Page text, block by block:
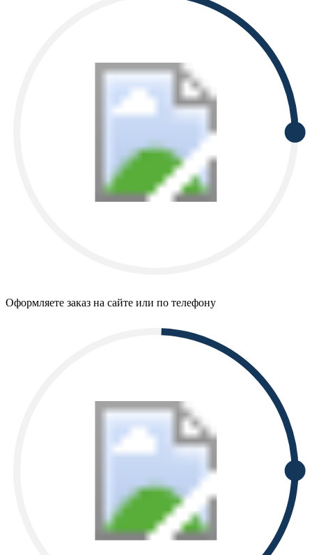
Оформляете заказ на сайте или по телефону